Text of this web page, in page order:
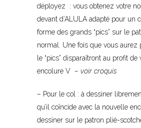
déployez : vous obtenez votre
devant d’ALULA adapté pour un
forme des grands “pics” sur le
normal. Une fois que vous aurez
le “pics” disparaîtront au profit
encolure V – voir croquis
– Pour le col : à dessiner
qu’il coïncide avec la nouvelle
dessiner sur le patron plié-